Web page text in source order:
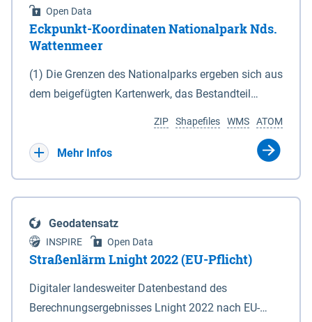
Open Data
Eckpunkt-Koordinaten Nationalpark Nds.
Wattenmeer
(1) Die Grenzen des Nationalparks ergeben sich aus
dem beigefügten Kartenwerk, das Bestandteil
(DTK) im Maßstab 1 : 100 000 (Anlage 2), 2.
verkleinerte Amtliche Karte 1 : 5 000 (AK5) im
projizierte Koordinaten im Europäischen
Terrestrischen Referenzsystem 1989 (ETRS 89) mit
der Universalen Transversalen Mercator-Abbildung
bezogen auf die Zone 32 N (UTM 32N) dargestellt
(Anlage 4); Gleiches gilt für die geografischen
ATOM
WMS
Shapefiles
ZIP
Mehr Infos
Geodatensatz
INSPIRE Open Data
Straßenlärm Lnight 2022 (EU-Pflicht)
Digitaler landesweiter Datenbestand des
Berechnungsergebnisses Lnight 2022 nach EU-